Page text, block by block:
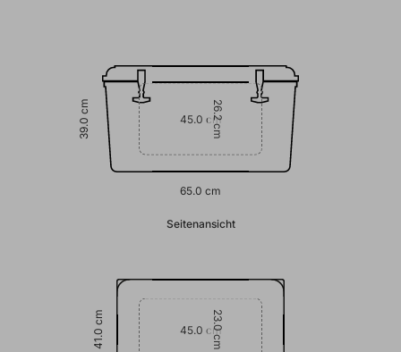
39.0 cm 45.0 cm
26.2 cm
65.0 cm
Seitenansicht
41.0 cm 45.0 cm
23.0 cm